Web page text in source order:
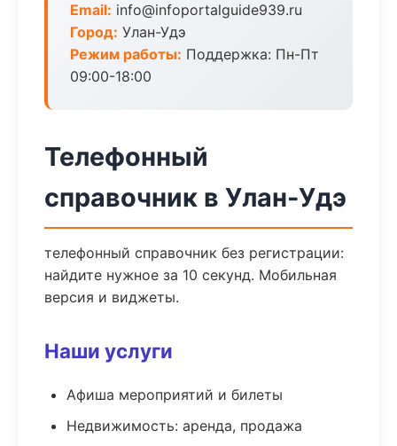
Email: info@infoportalguide939.ru
Город: Улан-Удэ
Режим работы: Поддержка: Пн-Пт
09:00-18:00
Телефонный
справочник в Улан-Удэ
телефонный справочник без регистрации:
найдите нужное за 10 секунд. Мобильная
версия и виджеты.
Наши услуги
Афиша мероприятий и билеты
Недвижимость: аренда, продажа